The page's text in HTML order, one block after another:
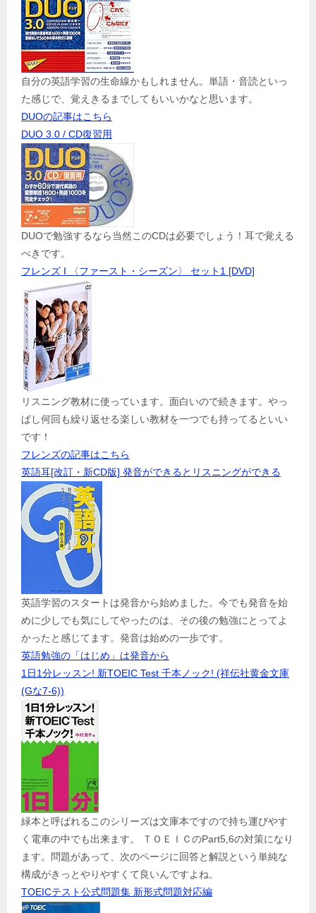
自分の英語学習の生命線かもしれません。単語・音読といっ
た感じで、覚えきるまでしてもいいかなと思います。
DUOの記事はこちら
DUO 3.0 / CD復習用
DUOで勉強するなら当然このCDは必要でしょう！耳で覚える
べきです。
フレンズ I 〈ファースト・シーズン〉 セット1 [DVD]
リスニング教材に使っています。面白いので続きます。やっ
ぱし何回も繰り返せる楽しい教材を一つでも持ってるといい
です！
フレンズの記事はこちら
英語耳[改訂・新CD版] 発音ができるとリスニングができる
英語学習のスタートは発音から始めました。今でも発音を始
めに少しでも気にしてやったのは、その後の勉強にとってよ
かったと感じてます。発音は始めの一歩です。
英語勉強の「はじめ」は発音から
1日1分レッスン! 新TOEIC Test 千本ノック! (祥伝社黄金文庫
(Gな7-6))
緑本と呼ばれるこのシリーズは文庫本ですので持ち運びやす
く電車の中でも出来ます。 ＴＯＥＩＣのPart5,6の対策になり
ます。問題があって、次のページに回答と解説という単純な
構成がきっとやりやすくて良いんですよね。
TOEICテスト公式問題集 新形式問題対応編